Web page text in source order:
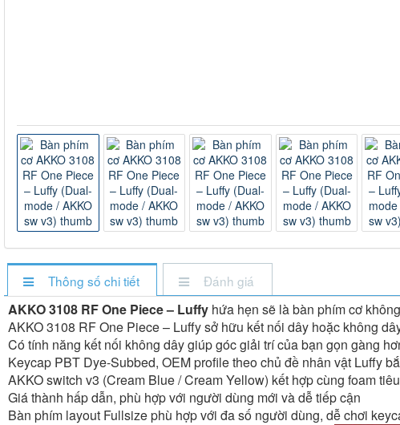
Thông số chi tiết Đánh giá
AKKO 3108 RF One Piece – Luffy hứa hẹn sẽ là bàn phím cơ
AKKO 3108 RF One Piece – Luffy sở hữu kết nối dây hoặc không
Có tính năng kết nối không dây giúp góc giải trí của bạn gọn gàng
Keycap PBT Dye-Subbed, OEM profile theo chủ đề nhân vật Luffy
AKKO switch v3 (Cream Blue / Cream Yellow) kết hợp cùng foam
Giá thành hấp dẫn, phù hợp với người dùng mới và dễ tiếp cận
Bàn phím layout Fullsize phù hợp với đa số người dùng, dễ chơi